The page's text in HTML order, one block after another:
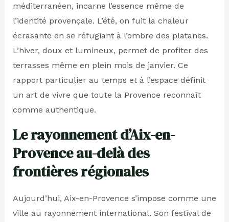
méditerranéen, incarne l’essence même de
l’identité provençale. L’été, on fuit la chaleur
écrasante en se réfugiant à l’ombre des platanes.
L’hiver, doux et lumineux, permet de profiter des
terrasses même en plein mois de janvier. Ce
rapport particulier au temps et à l’espace définit
un art de vivre que toute la Provence reconnaît
comme authentique.
Le rayonnement d’Aix-en-
Provence au-delà des
frontières régionales
Aujourd’hui, Aix-en-Provence s’impose comme une
ville au rayonnement international. Son festival de